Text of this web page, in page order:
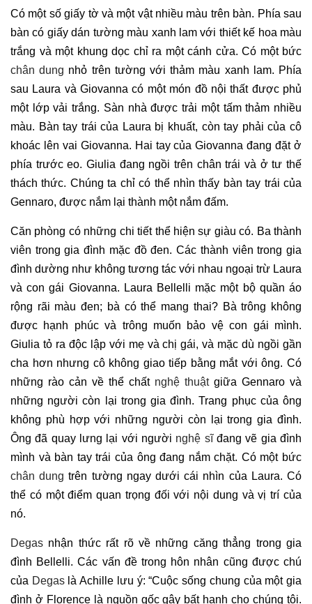
Có một số giấy tờ và một vật nhiều màu trên bàn. Phía sau
bàn có giấy dán tường màu xanh lam với thiết kế hoa màu
trắng và một khung dọc chỉ ra một cánh cửa. Có một bức
chân dung nhỏ trên tường với thảm màu xanh lam. Phía
sau Laura và Giovanna có một món đồ nội thất được phủ
một lớp vải trắng. Sàn nhà được trải một tấm thảm nhiều
màu. Bàn tay trái của Laura bị khuất, còn tay phải của cô
khoác lên vai Giovanna. Hai tay của Giovanna đang đặt ở
phía trước eo. Giulia đang ngồi trên chân trái và ở tư thế
thách thức. Chúng ta chỉ có thể nhìn thấy bàn tay trái của
Gennaro, được nắm lại thành một nắm đấm.
Căn phòng có những chi tiết thể hiện sự giàu có. Ba thành
viên trong gia đình mặc đồ đen. Các thành viên trong gia
đình dường như không tương tác với nhau ngoại trừ Laura
và con gái Giovanna. Laura Bellelli mặc một bộ quần áo
rộng rãi màu đen; bà có thể mang thai? Bà trông không
được hạnh phúc và trông muốn bảo vệ con gái mình.
Giulia tỏ ra độc lập với mẹ và chị gái, và mặc dù ngồi gần
cha hơn nhưng cô không giao tiếp bằng mắt với ông. Có
những rào cản về thể chất nghệ thuậtgiữa Gennaro và
những người còn lại trong gia đình. Trang phục của ông
không phù hợp với những người còn lại trong gia đình.
Ông đã quay lưng lại với người nghệ sĩđang vẽ gia đình
mình và bàn tay trái của ông đang nắm chặt. Có một bức
chân dung trên tường ngay dưới cái nhìn của Laura. Có
thể có một điểm quan trọng đối với nội dung và vị trí của
nó.
Degas nhận thức rất rõ về những căng thẳng trong gia
đình Bellelli. Các vấn đề trong hôn nhân cũng được chú
của Degaslà Achille lưu ý: “Cuộc sống chung của một gia
đình ở Florence là nguồn gốc gây bất hạnh cho chúng tôi.